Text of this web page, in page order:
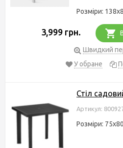
Розміри:
3,999 грн.
Швидкий
У обране
Стіл
Артикул:
Розміри: